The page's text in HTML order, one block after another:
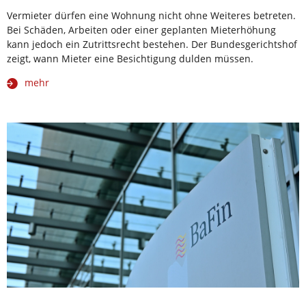
Vermieter dürfen eine Wohnung nicht ohne Weiteres betreten.
Bei Schäden, Arbeiten oder einer geplanten Mieterhöhung
kann jedoch ein Zutrittsrecht bestehen. Der Bundesgerichtshof
zeigt, wann Mieter eine Besichtigung dulden müssen.
mehr